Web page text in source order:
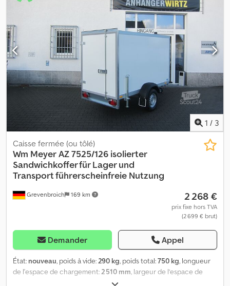
de remorques fourgons fermées. !!! Les photos peuvent être non
contractuelles. AG34P330 05/26 Crjdpfx Ajy S Tccsikef
1 / 3
Grevenbroich 169 km
Caisse fermée (ou tôlé)
Wm MeyerAZ 7525/126 isolierter
Sandwichkoffer für Lager und
Transport führerscheinfreie Nutzung
2 268 €
prix fixe hors TVA
(2 699 € brut)
Demander Appel
État: nouveau, poids à vide:290 kg, poids total:750 kg, longueur
de l'espace de chargement:2 510 mm, largeur de l’espace de
, hauteur de l'espace de chargement: